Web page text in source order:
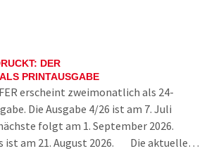
DER
PRINTAUSGABE
erscheint zweimonatlich als 24-
Die Ausgabe 4/26 ist am 7. Juli
folgt am 1. September 2026.
ist am 21. August 2026. Die aktuelle…